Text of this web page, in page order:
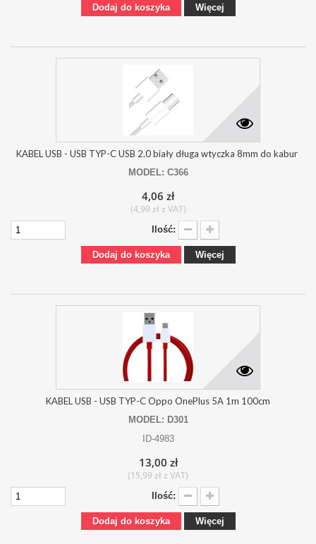
Dodaj do koszyka Więcej
KABEL USB - USB TYP-C USB 2.0 biały długa wtyczka 8mm do kabur
MODEL: C366
4,06 zł
(4,99 zł z VAT)
Ilość:
Dodaj do koszyka Więcej
KABEL USB - USB TYP-C Oppo OnePlus 5A 1m 100cm
MODEL: D301
ID-4983
13,00 zł
(15,99 zł z VAT)
Ilość:
Dodaj do koszyka Więcej